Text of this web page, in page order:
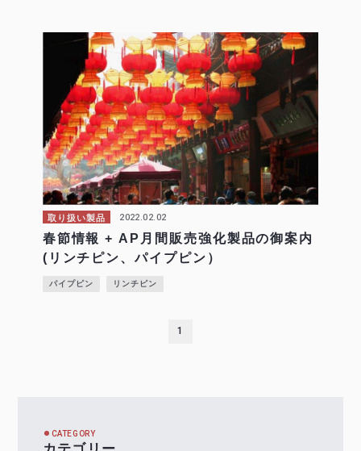
取り扱い製品 2022.02.02
春節情報 + AP月間販売強化製品の御案内
(リンチピン、パイプピン）
パイプピン リンチピン
1
CATEGORY